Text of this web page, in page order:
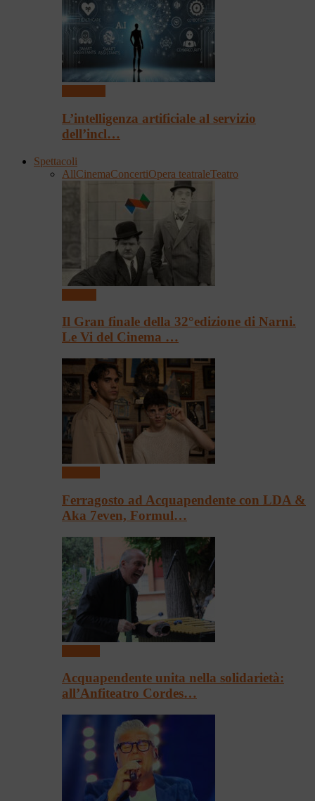
L’intelligenza artificiale al servizio
dell’incl…
Spettacoli
AllCinemaConcertiOpera teatraleTeatro
Il Gran finale della 32°edizione di Narni.
Le Vi del Cinema …
Ferragosto ad Acquapendente con LDA &
Aka 7even, Formul…
Acquapendente unita nella solidarietà:
all’Anfiteatro Cordes…